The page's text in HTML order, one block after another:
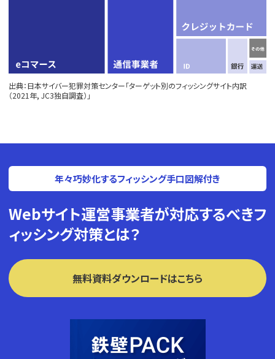
出典：日本サイバー犯罪対策センター「ターゲット別のフィッシングサイト内訳
（2021年, JC3独自調査）」
年々巧妙化するフィッシング手口図解付き
Webサイト運営事業者が対応するべきフ
ィッシング対策とは？
無料資料ダウンロードはこちら